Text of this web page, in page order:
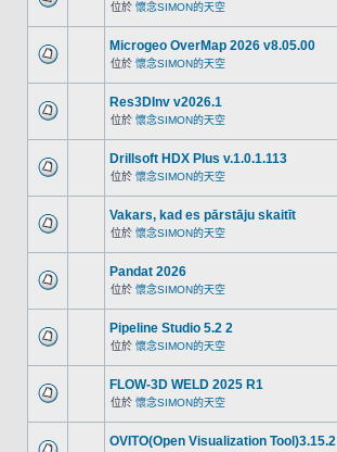
位於 懷念SIMON的天空
Microgeo OverMap 2026 v8.05.00
位於 懷念SIMON的天空
Res3DInv v2026.1
位於 懷念SIMON的天空
Drillsoft HDX Plus v.1.0.1.113
位於 懷念SIMON的天空
Vakars, kad es pārstāju skaitīt
位於 懷念SIMON的天空
Pandat 2026
位於 懷念SIMON的天空
Pipeline Studio 5.2 2
位於 懷念SIMON的天空
FLOW-3D WELD 2025 R1
位於 懷念SIMON的天空
OVITO(Open Visualization Tool)3.15.2